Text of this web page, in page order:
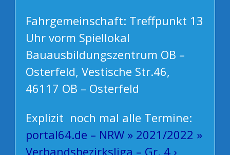
Fahrgemeinschaft: Treffpunkt 13
Uhr vorm Spiellokal
Bauausbildungszentrum OB –
Osterfeld, Vestische Str.46,
46117 OB – Osterfeld
Explizit noch mal alle Termine:
portal64.de – NRW » 2021/2022 »
Verbandsbezirksliga – Gr. 4 ›